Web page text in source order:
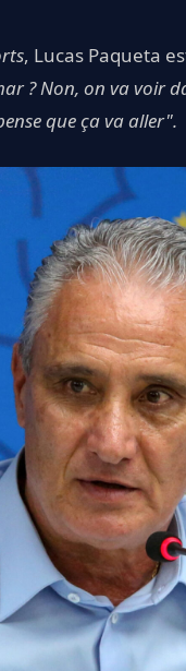
, Lucas Paqueta
? Non, on va voir
que ça va aller".